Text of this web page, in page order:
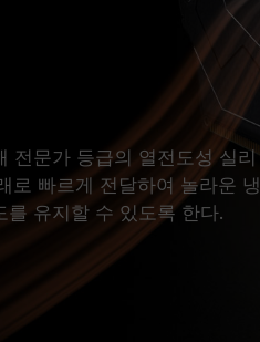
전문가 등급의 열전도성 실리
로 빠르게 전달하여 놀라운 냉
유지할 수 있도록 한다.